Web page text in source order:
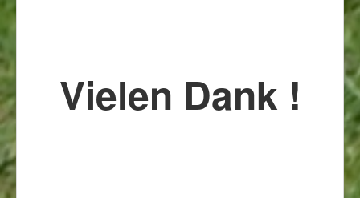
Vielen Dank !